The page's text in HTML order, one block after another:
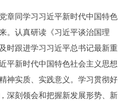
한국어
同学习习近平新时代中国特色
。认真研读《习近平谈治国理
时跟进学习习近平总书记最新重
平新时代中国特色社会主义思想
神实质、实践意义。学习贯彻好
深刻领会和把握新发展形势、新